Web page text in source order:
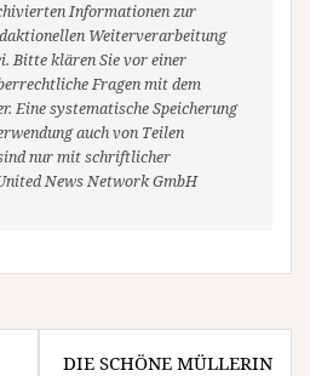
Informationen zur
Weiterverarbeitung
Bitte klären Sie vor einer
Fragen mit dem
Eine systematische Speicherung
auch von Teilen
nur mit schriftlicher
News Network GmbH
DIE SCHÖNE MÜLLERIN